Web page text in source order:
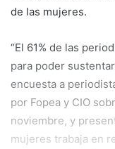
de las mujeres.
“El 61% de las
para poder
encuesta a
por Fopea y CIO
noviembre, y
mujeres trabaja en